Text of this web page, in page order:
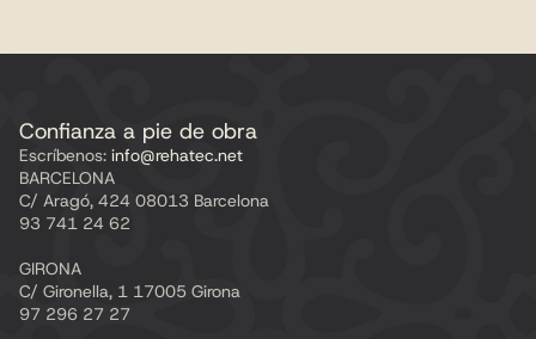
Confianza a pie de obra
Escríbenos: info@rehatec.net
BARCELONA
C/ Aragó, 424 08013 Barcelona
93 741 24 62
GIRONA
C/ Gironella, 1 17005 Girona
97 296 27 27